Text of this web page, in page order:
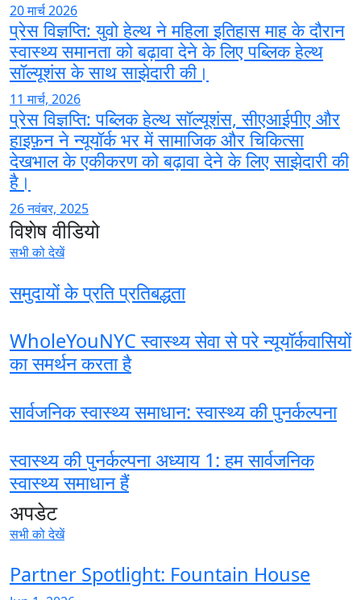
20 मार्च 2026
प्रेस विज्ञप्ति: युवो हेल्थ ने महिला इतिहास माह के दौरान
स्वास्थ्य समानता को बढ़ावा देने के लिए पब्लिक हेल्थ
सॉल्यूशंस के साथ साझेदारी की।
11 मार्च, 2026
प्रेस विज्ञप्ति: पब्लिक हेल्थ सॉल्यूशंस, सीएआईपीए और
हाइफ़न ने न्यूयॉर्क भर में सामाजिक और चिकित्सा
देखभाल के एकीकरण को बढ़ावा देने के लिए साझेदारी की
है।
26 नवंबर, 2025
विशेष वीडियो
सभी को देखें
समुदायों के प्रति प्रतिबद्धता
WholeYouNYC स्वास्थ्य सेवा से परे न्यूयॉर्कवासियों
का समर्थन करता है
सार्वजनिक स्वास्थ्य समाधान: स्वास्थ्य की पुनर्कल्पना
स्वास्थ्य की पुनर्कल्पना अध्याय 1: हम सार्वजनिक
स्वास्थ्य समाधान हैं
अपडेट
सभी को देखें
Partner Spotlight: Fountain House